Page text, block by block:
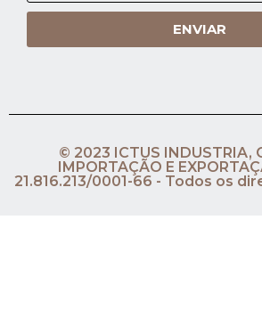
ENVIAR
© 2023 ICTUS INDUSTRIA,
IMPORTAÇÃO E
21.816.213/0001-66 - Todos os